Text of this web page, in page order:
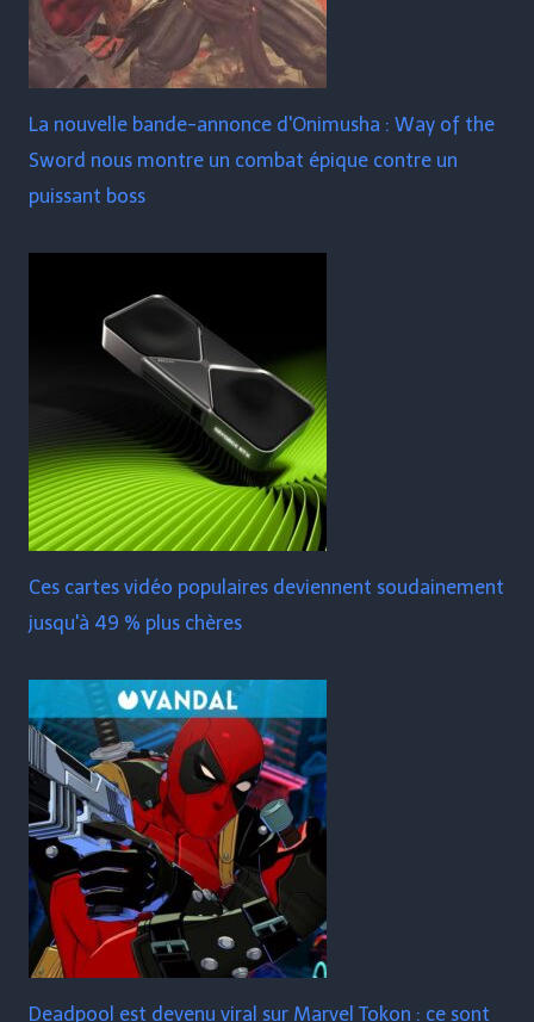
La nouvelle bande-annonce d'Onimusha : Way of the
Sword nous montre un combat épique contre un
puissant boss
Ces cartes vidéo populaires deviennent soudainement
jusqu'à 49 % plus chères
Deadpool est devenu viral sur Marvel Tokon : ce sont